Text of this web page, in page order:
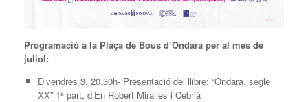
Programació a la Plaça de Bous d’Ondara per al mes de
juliol:
Divendres 3, 20.30h- Presentació del llibre: “Ondara, segle
XX” 1ª part, d’En Robert Miralles i Cebrià